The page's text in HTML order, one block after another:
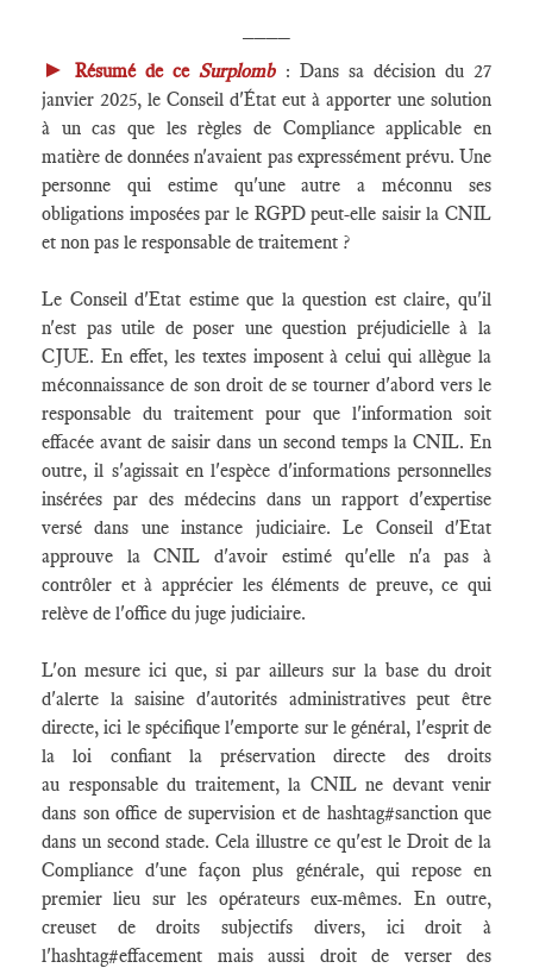
►Résumé de ceSurplomb: Dans sa décision du 27
janvier 2025, le Conseil d'État eut à apporter une solution
à un cas que les règles de Compliance applicable en
matière de données n'avaient pas expressément prévu. Une
personne qui estime qu'une autre a méconnu ses
obligations imposées par le RGPD peut-elle saisir la CNIL
et non pas le responsable de traitement ?
Le Conseil d'Etat estime que la question est claire, qu'il
n'est pas utile de poser une question préjudicielle à la
CJUE. En effet, les textes imposent à celui qui allègue la
méconnaissance de son droit de se tourner d'abord vers le
responsable du traitement pour que l'information soit
effacée avant de saisir dans un second temps la CNIL. En
outre, il s'agissait en l'espèce d'informations personnelles
insérées par des médecins dans un rapport d'expertise
versé dans une instance judiciaire. Le Conseil d'Etat
approuve la CNIL d'avoir estimé qu'elle n'a pas à
contrôler et à apprécier les éléments de preuve, ce qui
relève de l'office du juge judiciaire.
L'on mesure ici que, si par ailleurs sur la base du droit
d'alerte la saisine d'autorités administratives peut être
directe, ici le spécifique l'emporte sur le général, l'esprit de
la loi confiant la préservation directe des droits
au responsable du traitement, la CNIL ne devant venir
dans son office de supervision et de hashtag#sanction que
dans un second stade. Cela illustre ce qu'est le Droit de la
Compliance d'une façon plus générale, qui repose en
premier lieu sur les opérateurs eux-mêmes. En outre,
creuset de droits subjectifs divers, ici droit à
l'hashtag#effacement mais aussi droit de verser des